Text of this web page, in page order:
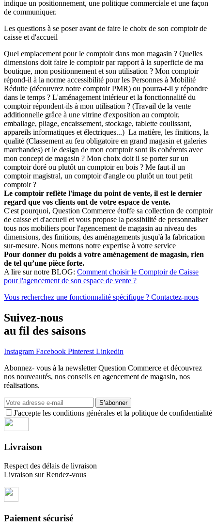
indique un positionnement, une politique commerciale et une façon
de communiquer.
Les questions à se poser avant de faire le choix de son comptoir de
caisse et d'accueil
Quel emplacement pour le comptoir dans mon magasin ? Quelles
dimensions doit faire le comptoir par rapport à la superficie de ma
boutique, mon positionnement et son utilisation ? Mon comptoir
répond-il à la norme accessibilité pour les Personnes à Mobilité
Réduite (découvrez notre comptoir PMR) ou pourra-t-il y répondre
dans le temps ? L'aménagement intérieur et la fonctionnalité du
comptoir répondent-ils à mon utilisation ? (Travail de la vente
additionnelle grâce à une vitrine d'exposition au comptoir,
emballage, pliage, encaissement, stockage, tablette coulissant,
appareils informatiques et électriques...) La matière, les finitions, la
qualité (Classement au feu obligatoire en grand magasin et galeries
marchandes) et le design de mon comptoir sont ils cohérents avec
mon concept de magasin ? Mon choix doit il se porter sur un
comptoir doré ou plutôt un comptoir en bois ? Me faut-il un
comptoir magistral, un comptoir d'angle ou plutôt un tout petit
comptoir ?
Le comptoir reflète l'image du point de vente, il est le dernier
regard que vos clients ont de votre espace de vente.
C'est pourquoi, Question Commerce étoffe sa collection de comptoir
de caisse et d'accueil et vous propose la possibilité de personnaliser
tous nos mobiliers pour l'agencement de magasin au niveau des
dimensions, des finitions, des aménagements jusqu'à la fabrication
sur-mesure. Nous mettons notre expertise à votre service
Pour donner du poids à votre aménagement de magasin, rien
de tel qu’une pièce forte.
A lire sur notre BLOG: Comment choisir le Comptoir de Caisse
pour l'agencement de son espace de vente ?
Vous recherchez une fonctionnalité spécifique ? Contactez-nous
Suivez-nous
au fil des saisons
Instagram Facebook Pinterest Linkedin
Abonnez- vous à la newsletter Question Commerce et découvrez
nos nouveautés, nos conseils en agencement de magasin, nos
réalisations.
S’abonner
J'accepte les conditions générales et la politique de confidentialité
Livraison
Respect des délais de livraison
Livraison sur Rendez-vous
Paiement sécurisé